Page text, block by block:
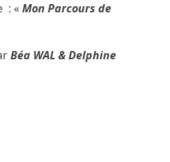
: «Mon Parcours de
Béa WAL & Delphine